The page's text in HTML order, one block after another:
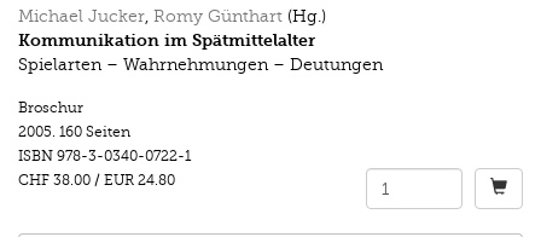
Michael Jucker, Romy Günthart (Hg.)
Kommunikation im Spätmittelalter
Spielarten – Wahrnehmungen – Deutungen
Broschur
2005. 160 Seiten
ISBN 978-3-0340-0722-1
CHF 38.00 / EUR 24.80